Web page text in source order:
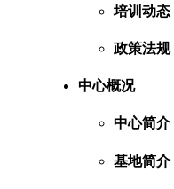
培训动态
政策法规
中心概况
中心简介
基地简介